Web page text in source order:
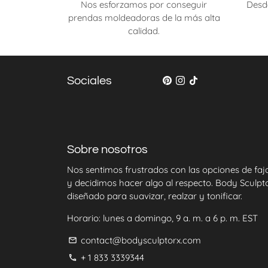
Ya sea que estés buscando un sujetador
tiene todo. También hay disponibles
conlleva un sujetador que se ajusta
Explore nuestra colección en línea hoy y
comodidad y el estilo de nuestra colección de
Nos esforzamos por conseguir
prendas moldeadoras de la más alta
calidad.
Sociales
Sobre nosotros
Nos sentimos frustrados con las opciones de
y decidimos hacer algo al respecto. Body
diseñado para suavizar, realzar y tonificar.
Horario: lunes a domingo, 9 a. m. a 6 p. m. EST
email contact@bodysculptorx.com
phone + 1 833 3339344